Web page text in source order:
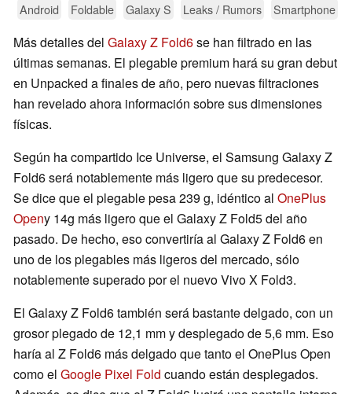
Android Foldable Galaxy S Leaks / Rumors Smartphone
Más detalles del Galaxy Z Fold6se han filtrado en las
últimas semanas. El plegable premium hará su gran debut
en Unpacked a finales de año, pero nuevas filtraciones
han revelado ahora información sobre sus dimensiones
físicas.
Según ha compartido Ice Universe, el Samsung Galaxy Z
Fold6 será notablemente más ligero que su predecesor.
Se dice que el plegable pesa 239 g, idéntico al OnePlus
Openy 14g más ligero que el Galaxy Z Fold5 del año
pasado. De hecho, eso convertiría al Galaxy Z Fold6 en
uno de los plegables más ligeros del mercado, sólo
notablemente superado por el nuevo Vivo X Fold3.
El Galaxy Z Fold6 también será bastante delgado, con un
grosor plegado de 12,1 mm y desplegado de 5,6 mm. Eso
haría al Z Fold6 más delgado que tanto el OnePlus Open
como el Google Pixel Fold cuando están desplegados.